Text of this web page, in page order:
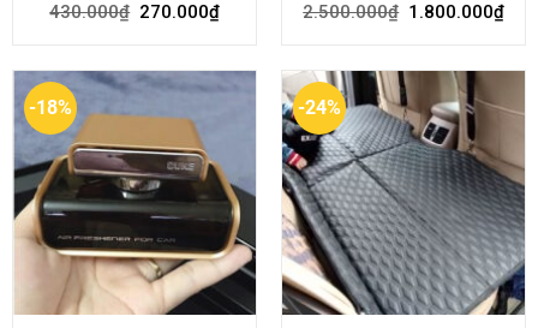
Rated
430.000₫ 270.000₫ Rated 4.51
2.500.000₫ 1.800.000₫
-18% -24%